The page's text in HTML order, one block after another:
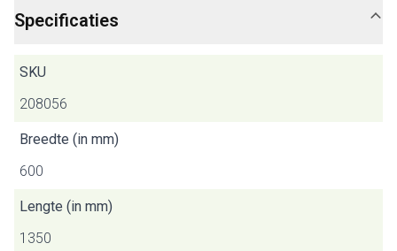
Specificaties
SKU
208056
Breedte (in mm)
600
Lengte (in mm)
1350